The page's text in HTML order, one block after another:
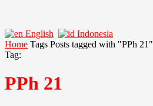
English
Indonesia
Home Tags Posts tagged with "PPh 21"
Tag:
PPh 21